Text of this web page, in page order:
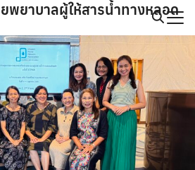
พยาบาลผู้ให้สารน้ำทางหลอด